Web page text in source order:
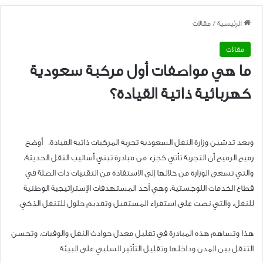
الرئيسية / مقالات
مقالات
ما هي مواصفات أول مركبة سعودية
كهربائية ذاتية القيادة؟
وبعد تدشين وزارة النقل السعودية تجربة المركبات ذاتية القيادة، أوضح
رميح الرميح أن التجربة تأتي كجزء من مبادرة تبني أساليب النقل الحديثة،
والتي تسعى الوزارة من خلالها إلى الاستفادة من التقنيات ذات الصلة في
قطاع الخدمات اللوجستية، وهي أحد المستهدفات الإستراتيجية الوطنية
للنقل، والتي نصت على استقراء المستقبل وتقديم حلول للتنقل الذكي.
هذا وتساهم هذه المبادرة في تقليل معدل حوادث النقل والوفيات، وتحسن
التنقل بين المدن وداخلها وتقليل التأثير السلبي على البيئة.